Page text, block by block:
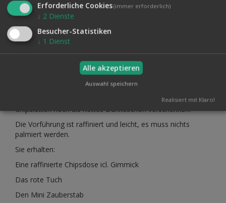
Zuschauer das Tuch aus der Hand ziehen, ist das
Smartphone verschwunden.
Zum Glück, sagen Sie. Denn wer will schon ein defektes
Smartphone mit nach Hause nehmen. Als Dankeschön
eine durchsichtige Schüssel. Doch was ist das? Mitten in
Smartphone des Zuschauers zum Vorschein. Alles ist wieder
gut, und wenn Sie mögen, können Sie Chipsdose und
Chipsletten noch als nettes Dankeschön verschenken.
Die Vorführung ist raffiniert und leicht, es muss nichts
palmiert werden.
Sie erhalten:
Eine raffinierte Chipsdose icl. Gimmick
Das rote Tuch
Den Mini Zauberstab
Erforderliche Cookies(immer erforderlich)
↓ 2 Dienste
Besucher-Statistiken
↓ 1 Dienst
Alle akzeptieren
Auswahl speichern
Realisiert mit Klaro!